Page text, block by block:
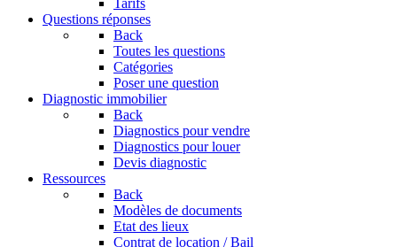
Tarifs
Questions réponses
Back
Toutes les questions
Catégories
Poser une question
Diagnostic immobilier
Back
Diagnostics pour vendre
Diagnostics pour louer
Devis diagnostic
Ressources
Back
Modèles de documents
Etat des lieux
Contrat de location / Bail